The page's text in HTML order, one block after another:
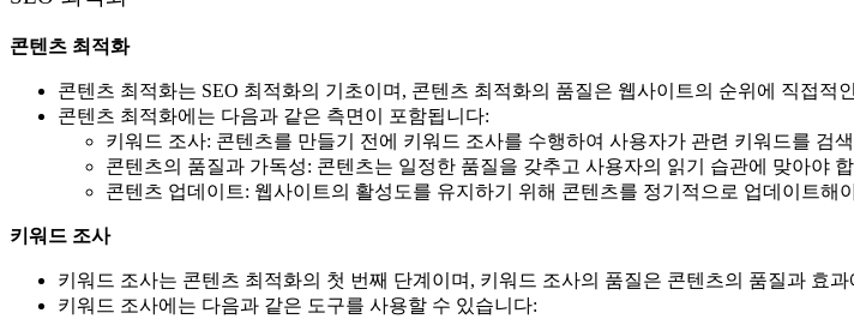
콘텐츠 최적화
콘텐츠 최적화는 SEO 최적화의 기초이며, 콘텐츠 최적화의 품질은 웹사이트의 순위에 직접적
콘텐츠 최적화에는 다음과 같은 측면이 포함됩니다:
키워드 조사: 콘텐츠를 만들기 전에 키워드 조사를 수행하여 사용자가 관련 키워드를 검
콘텐츠의 품질과 가독성: 콘텐츠는 일정한 품질을 갖추고 사용자의 읽기 습관에 맞아야
콘텐츠 업데이트: 웹사이트의 활성도를 유지하기 위해 콘텐츠를 정기적으로 업데이트해
키워드 조사
키워드 조사는 콘텐츠 최적화의 첫 번째 단계이며, 키워드 조사의 품질은 콘텐츠의 품질과 효
키워드 조사에는 다음과 같은 도구를 사용할 수 있습니다: